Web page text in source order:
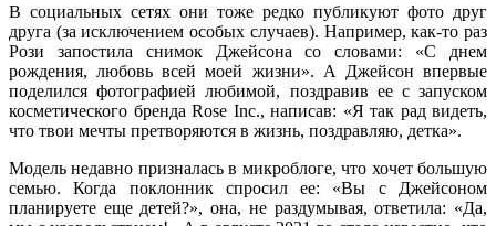
В социальных сетях они тоже редко публикуют фото друг
друга (за исключением особых случаев). Например, как-то раз
Рози запостила снимок Джейсона со словами: «С днем
рождения, любовь всей моей жизни». А Джейсон впервые
поделился фотографией любимой, поздравив ее с запуском
косметического бренда Rose Inc., написав: «Я так рад видеть,
что твои мечты претворяются в жизнь, поздравляю, детка».
Модель недавно призналась в микроблоге, что хочет большую
семью. Когда поклонник спросил ее: «Вы с Джейсоном
планируете еще детей?», она, не раздумывая, ответила: «Да,